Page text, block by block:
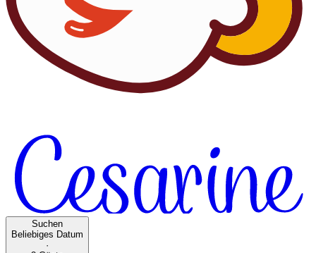
Suchen
Beliebiges Datum
·